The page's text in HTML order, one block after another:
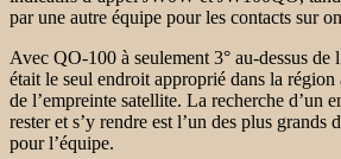
par une autre équipe pour les contacts sur
Avec QO-100 à seulement 3° au-dessus
était le seul endroit approprié dans la
de l’empreinte satellite. La recherche d’un
rester et s’y rendre est l’un des plus grands
pour l’équipe.